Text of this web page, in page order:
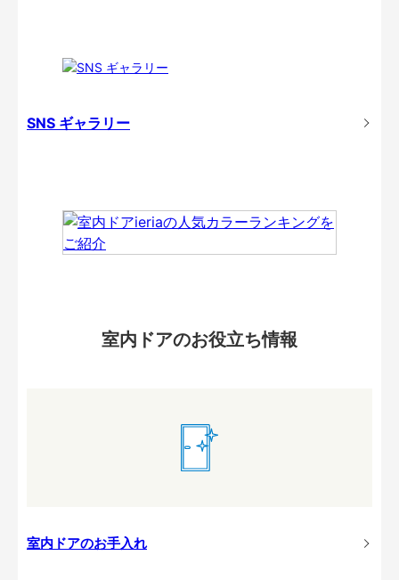
SNS ギャラリー
室内ドアのお役立ち情報
室内ドアのお手入れ